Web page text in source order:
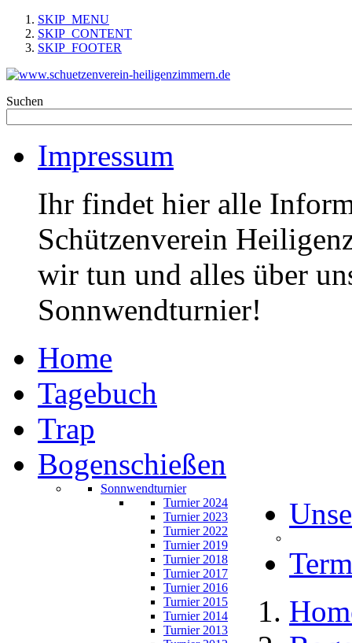
SKIP_MENU
SKIP_CONTENT
SKIP_FOOTER
Suchen
Impressum
Ihr findet hier alle
Schützenverein
wir tun und alles über
Sonnwendturnier!
Home
Tagebuch
Trap
Bogenschießen
Sonnwendturnier
Turnier 2024
Turnier 2023
Turnier 2022
Turnier 2019
Turnier 2018
Turnier 2017
Turnier 2016
Turnier 2015
Turnier 2014
Turnier 2013